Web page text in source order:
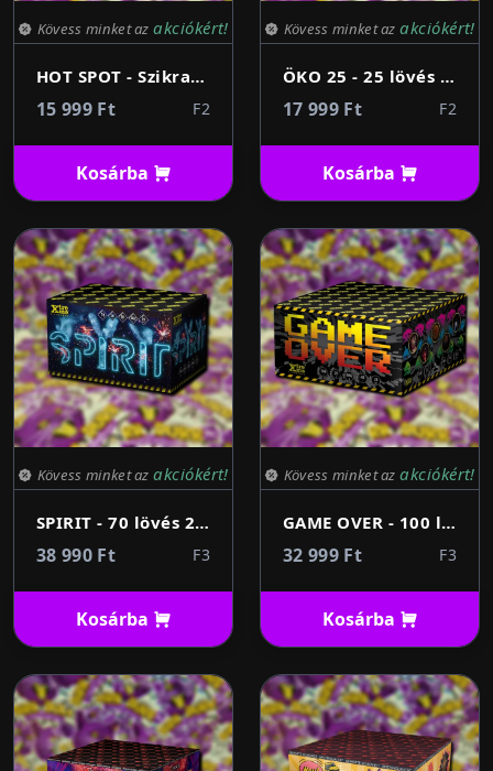
Kövess minket azakciókért!
HOT SPOT - Szikraszökőkút 24 Lövés 25mm
15 999 Ft F2
Kosárba
Kövess minket azakciókért!
ÖKO 25 - 25 lövés 30mm környezetbarát tűzijáték telep
17 999 Ft F2
Kosárba
Kövess minket azakciókért!
SPIRIT - 70 lövés 25mm
38 990 Ft F3
Kosárba
Kövess minket azakciókért!
GAME OVER - 100 lövés 20mm
32 999 Ft F3
Kosárba